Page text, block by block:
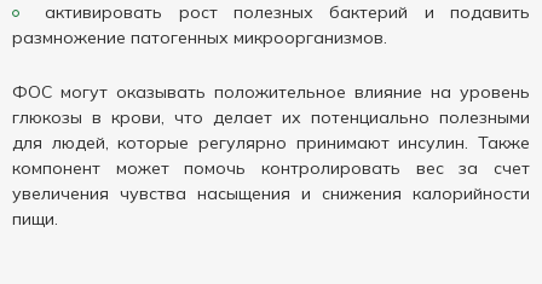
активировать рост полезных бактерий и подавить
размножение патогенных микроорганизмов.
ФОС могут оказывать положительное влияние на уровень
глюкозы в крови, что делает их потенциально полезными
для людей, которые регулярно принимают инсулин. Также
компонент может помочь контролировать вес за счет
увеличения чувства насыщения и снижения калорийности
пищи.